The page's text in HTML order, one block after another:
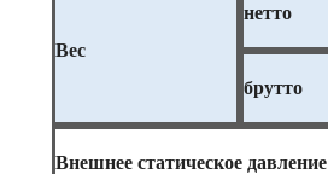
Вес
нетто
брутто
Внешнее статическое давление